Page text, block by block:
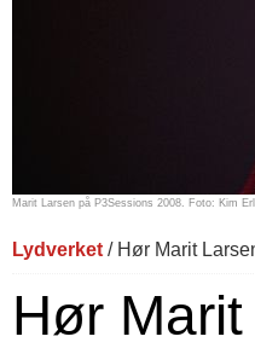
Marit Larsen på P3Sessions 2008. Foto: Kim
Lydverket / Hør Marit
Hør